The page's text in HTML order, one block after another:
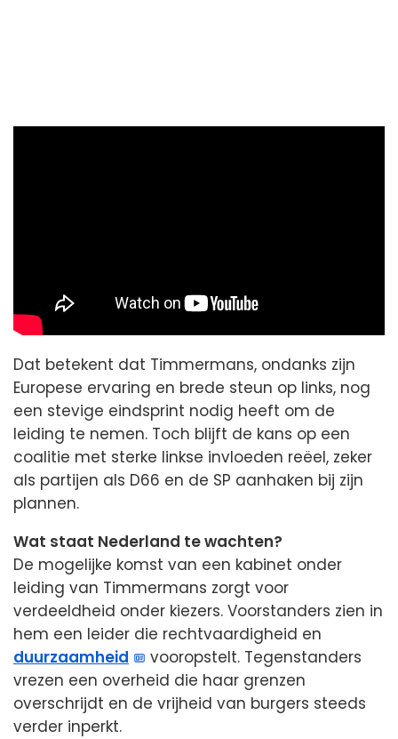
Dat betekent dat Timmermans, ondanks zijn
Europese ervaring en brede steun op links, nog
een stevige eindsprint nodig heeft om de
leiding te nemen. Toch blijft de kans op een
coalitie met sterke linkse invloeden reëel, zeker
als partijen als D66 en de SP aanhaken bij zijn
plannen.
Wat staat Nederland te wachten?
De mogelijke komst van een kabinet onder
leiding van Timmermans zorgt voor
verdeeldheid onder kiezers. Voorstanders zien in
hem een leider die rechtvaardigheid en
duurzaamheid
vooropstelt. Tegenstanders
vrezen een overheid die haar grenzen
overschrijdt en de vrijheid van burgers steeds
verder inperkt.